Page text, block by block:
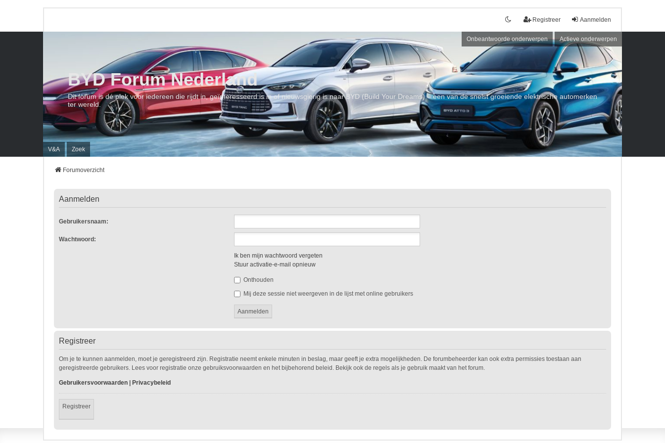
Aanmelden
Registreer
Onbeantwoorde onderwerpen Actieve onderwerpen
V&A Zoek
BYD Forum Nederland
Dit forum is dé plek voor iedereen die rijdt in, geïnteresseerd is in of nieuwsgierig is naar BYD (Build Your Dreams) – een van de snelst groeiende elektrische automerken
ter wereld.
Forumoverzicht
Aanmelden
Gebruikersnaam:
Wachtwoord:
Ik ben mijn wachtwoord vergeten
Stuur activatie-e-mail opnieuw
Onthouden
Mij deze sessie niet weergeven in de lijst met online gebruikers
Registreer
Om je te kunnen aanmelden, moet je geregistreerd zijn. Registratie neemt enkele minuten in beslag, maar geeft je extra mogelijkheden. De forumbeheerder kan ook extra permissies toestaan aan
geregistreerde gebruikers. Lees voor registratie onze gebruiksvoorwaarden en het bijbehorend beleid. Bekijk ook de regels als je gebruik maakt van het forum.
Gebruikersvoorwaarden Privacybeleid
Registreer